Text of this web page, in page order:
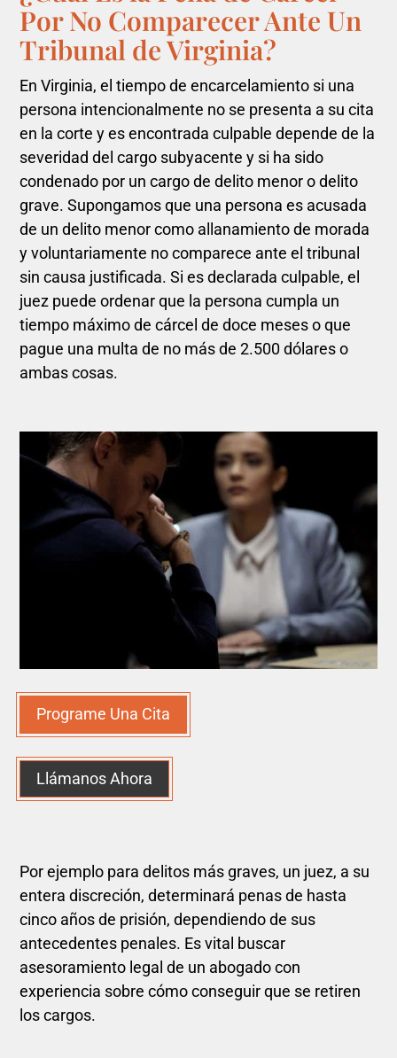
Por No Comparecer Ante Un
Tribunal de Virginia?
En Virginia, el tiempo de encarcelamiento si una
persona intencionalmente no se presenta a su cita
en la corte y es encontrada culpable depende de la
severidad del cargo subyacente y si ha sido
condenado por un cargo de delito menor o delito
grave. Supongamos que una persona es acusada
de un delito menor como allanamiento de morada
y voluntariamente no comparece ante el tribunal
sin causa justificada. Si es declarada culpable, el
juez puede ordenar que la persona cumpla un
tiempo máximo de cárcel de doce meses o que
pague una multa de no más de 2.500 dólares o
ambas cosas.
Programe Una Cita
Llámanos Ahora
Por ejemplo para delitos más graves, un juez, a su
entera discreción, determinará penas de hasta
cinco años de prisión, dependiendo de sus
antecedentes penales. Es vital buscar
asesoramiento legal de un abogado con
experiencia sobre cómo conseguir que se retiren
los cargos.